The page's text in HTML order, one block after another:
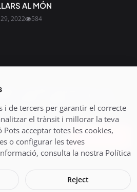
AL MÓN
29, 2022 584
i enviada directament al teu
Subscriu-te
i de tercers per garantir el correcte
el trànsit i millorar la teva
Pots acceptar totes les cookies,
o configurar les teves
consulta la nostra Política
Reject